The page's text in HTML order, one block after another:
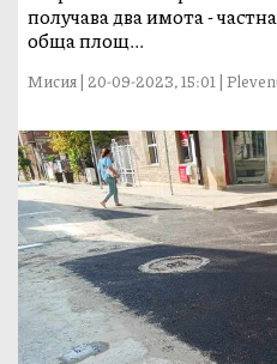
получава два имота -
обща площ...
Мисия | 20-09-2023, 15:01 |